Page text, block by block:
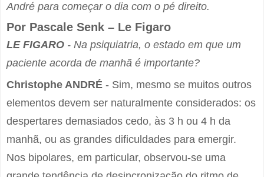
André para começar o dia com o pé direito.
Por Pascale Senk – Le Figaro
LE FIGARO - Na psiquiatria, o estado em que um
paciente acorda de manhã é importante?
Christophe ANDRÉ - Sim, mesmo se muitos outros
elementos devem ser naturalmente considerados: os
despertares demasiados cedo, às 3 h ou 4 h da
manhã, ou as grandes dificuldades para emergir.
Nos bipolares, em particular, observou-se uma